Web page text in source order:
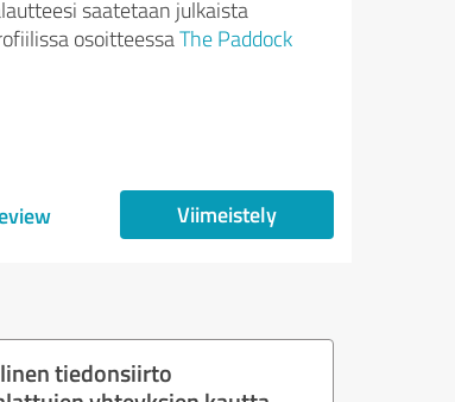
saatetaan julkaista
osoitteessaThe Paddock
Viimeistely
tiedonsiirto